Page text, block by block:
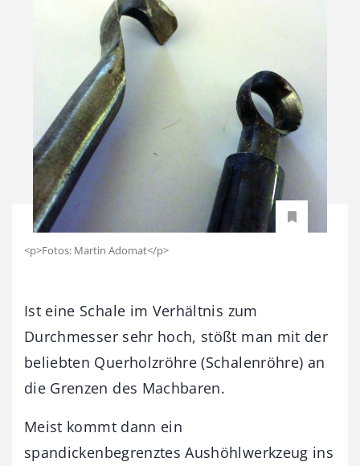
<p>Fotos: Martin Adomat</p>
Ist eine Schale im Verhältnis zum
Durchmesser sehr hoch, stößt man mit der
beliebten Querholzröhre (Schalenröhre) an
die Grenzen des Machbaren.
Meist kommt dann ein
spandickenbegrenztes Aushöhlwerkzeug ins